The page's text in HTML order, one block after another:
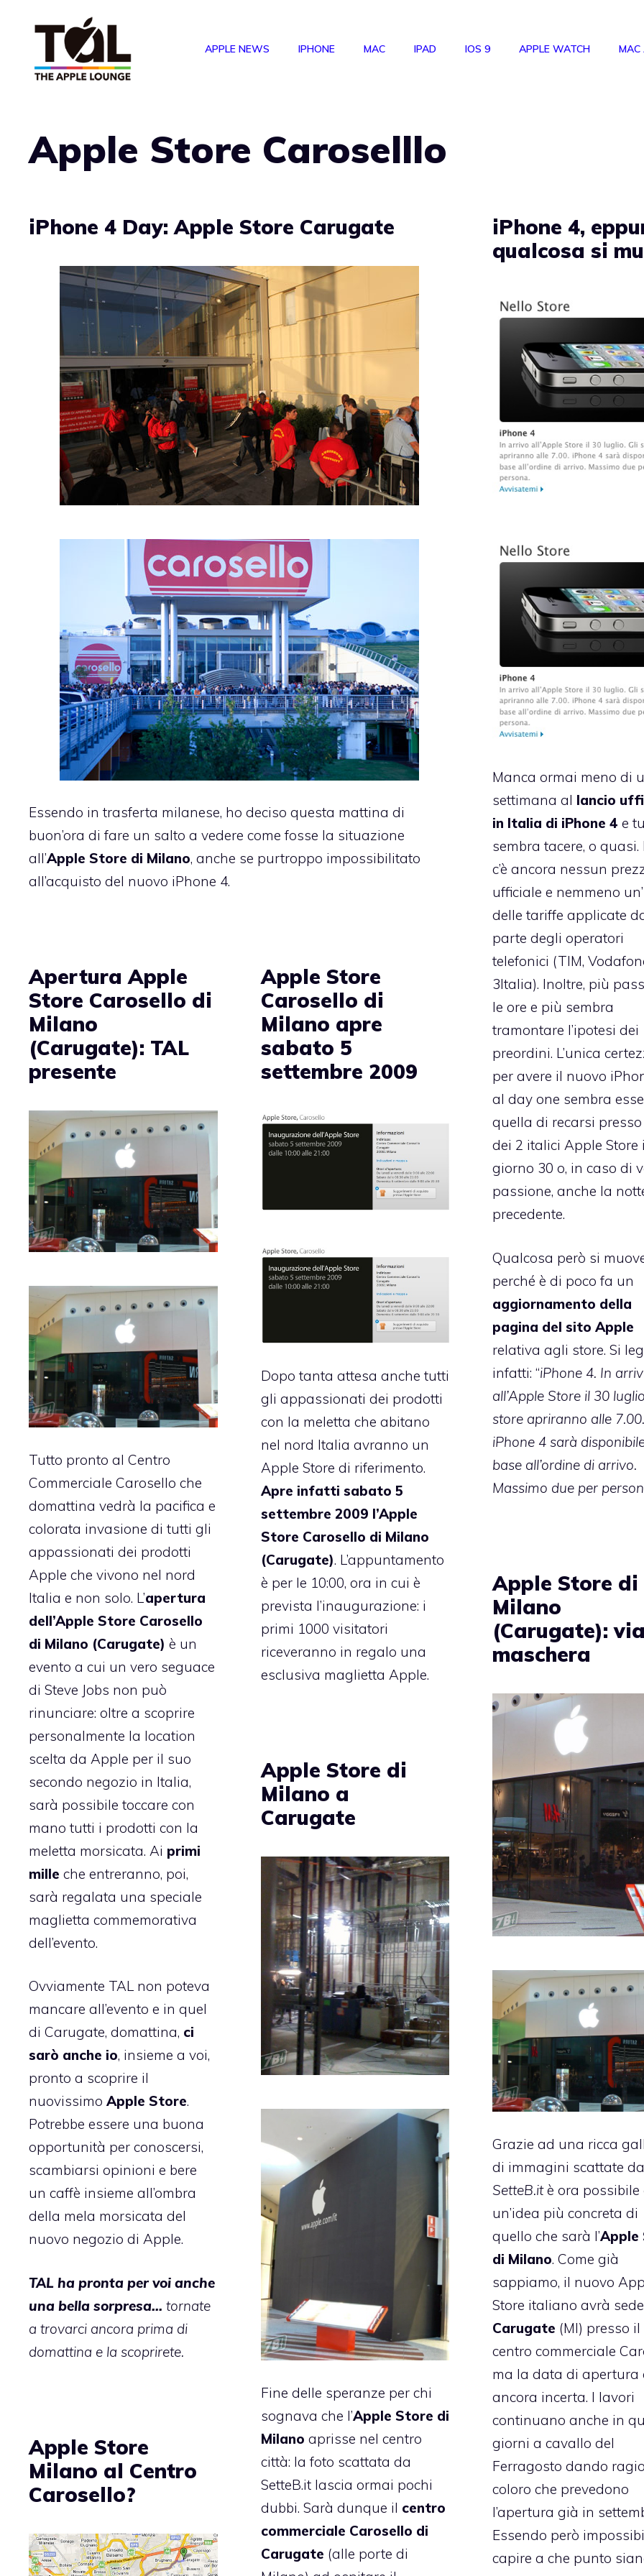
APPLE NEWS IPHONE MAC IPAD IOS 9 APPLE WATCH MAC
Apple Store Caroselllo
iPhone 4 Day: Apple Store Carugate
Essendo in trasferta milanese, ho deciso questa mattina di
buon’ora di fare un salto a vedere come fosse la situazione
all’Apple Store di Milano, anche se purtroppo impossibilitato
all’acquisto del nuovo iPhone 4.
iPhone 4,
qualcosa si
Manca ormai meno di
settimana al lancio
in Italia di iPhone 4 e
sembra tacere, o quasi.
c’è ancora nessun
ufficiale e nemmeno
delle tariffe applicate
parte degli operatori
telefonici (TIM,
3Italia). Inoltre, più
le ore e più sembra
tramontare l’ipotesi dei
preordini. L’unica
per avere il nuovo
al day one sembra
quella di recarsi
dei 2 italici Apple Store
giorno 30 o, in caso di
passione, anche la
precedente.
Qualcosa però si
perché è di poco fa un
aggiornamento della
pagina del sito Apple
relativa agli store. Si
infatti: “iPhone 4. In
all’Apple Store il 30
store apriranno alle
iPhone 4 sarà
base all’ordine di arrivo.
Massimo due per
Apertura Apple
Store Carosello di
Milano
(Carugate): TAL
presente
Tutto pronto al Centro
Commerciale Carosello che
domattina vedrà la pacifica e
colorata invasione di tutti gli
appassionati dei prodotti
Apple che vivono nel nord
Italia e non solo. L’apertura
dell’Apple Store Carosello
di Milano (Carugate) è un
evento a cui un vero seguace
di Steve Jobs non può
rinunciare: oltre a scoprire
personalmente la location
scelta da Apple per il suo
secondo negozio in Italia,
sarà possibile toccare con
mano tutti i prodotti con la
meletta morsicata. Ai primi
mille che entreranno, poi,
sarà regalata una speciale
maglietta commemorativa
dell’evento.
Ovviamente TAL non poteva
mancare all’evento e in quel
di Carugate, domattina, ci
sarò anche io, insieme a voi,
pronto a scoprire il
nuovissimo Apple Store.
Potrebbe essere una buona
opportunità per conoscersi,
scambiarsi opinioni e bere
un caffè insieme all’ombra
della mela morsicata del
nuovo negozio di Apple.
TAL ha pronta per voi anche
una bella sorpresa… tornate
a trovarci ancora prima di
domattina e la scoprirete.
Apple Store
Carosello di
Milano apre
sabato 5
settembre 2009
Dopo tanta attesa anche tutti
gli appassionati dei prodotti
con la meletta che abitano
nel nord Italia avranno un
Apple Store di riferimento.
Apre infatti sabato 5
settembre 2009 l’Apple
Store Carosello di Milano
(Carugate). L’appuntamento
è per le 10:00, ora in cui è
prevista l’inaugurazione: i
primi 1000 visitatori
riceveranno in regalo una
esclusiva maglietta Apple.
Apple Store di
Milano
(Carugate):
maschera
Grazie ad una ricca
di immagini scattate
SetteB.itè ora possibile
un’idea più concreta di
quello che sarà l’Apple
di Milano. Come già
sappiamo, il nuovo
Store italiano avrà
Carugate (MI) presso il
centro commerciale
ma la data di apertura
ancora incerta. I lavori
continuano anche in
giorni a cavallo del
Ferragosto dando
coloro che prevedono
l’apertura già in
Essendo però
capire a che punto
Apple Store di
Milano a
Carugate
Fine delle speranze per chi
sognava che l’Apple Store di
Milano aprisse nel centro
città: la foto scattata da
SetteB.itlascia ormai pochi
dubbi. Sarà dunque il centro
commerciale Carosello di
Carugate (alle porte di
Apple Store
Milano al Centro
Carosello?